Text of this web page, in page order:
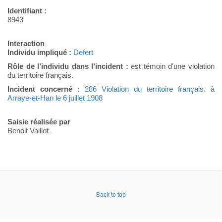
Identifiant :
8943
Interaction
Individu impliqué : Defert
Rôle de l’individu dans l’incident : est témoin d'une violation
du territoire français.
Incident concerné :
286 Violation du territoire français. à
Arraye-et-Han le 6 juillet 1908
Saisie réalisée par
Benoit Vaillot
Back to top